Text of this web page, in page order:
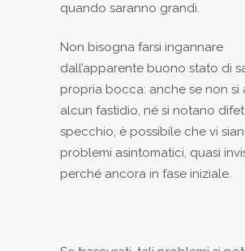
quando saranno grandi.
Non bisogna farsi ingannare
dall’apparente buono stato di
propria bocca: anche se non si
alcun fastidio, né si notano
specchio, è possibile che vi
problemi asintomatici, quasi
perché ancora in fase iniziale.